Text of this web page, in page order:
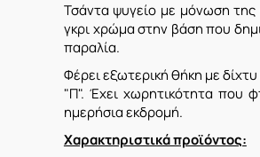
Τσάντα ψυγείο με μόνωση της
γκρι χρώμα στην βάση που
παραλία.
Φέρει εξωτερική θήκη με
"Π". Έχει χωρητικότητα που
ημερήσια εκδρομή.
Χαρακτηριστικά προϊόντος: